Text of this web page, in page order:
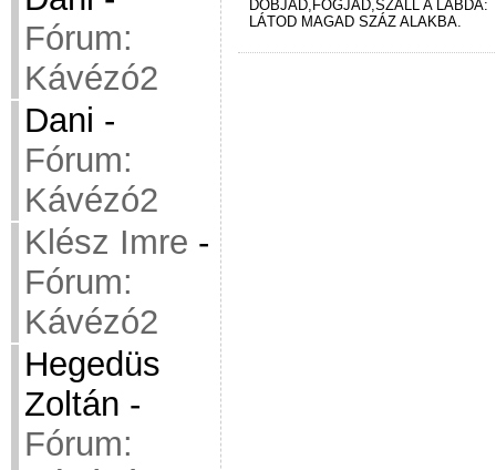
Fórum:
Kávézó2
Dani -
Fórum:
Kávézó2
Klész Imre -
Fórum:
Kávézó2
Hegedüs
Zoltán -
Fórum:
DOBJAD,FOGJAD,SZÁLL A LABDA:
LÁTOD MAGAD SZÁZ ALAKBA.